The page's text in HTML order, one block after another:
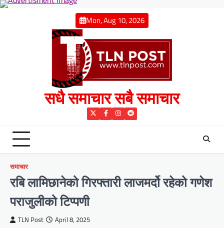
Skip
Mon, Aug 10, 2026
सधै समाचार सबै समाचार
TwitterFacebook
Instagram
Reddit
समाचार
रबि लामिछानेको गिरफ्तारी लाजमर्दो रहेको गणेश
पराजुलीको टिप्पणी
TLN Post April 8, 2025